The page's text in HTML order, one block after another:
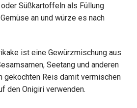
Süßkartoffeln als Füllung
an und würze es nach
ist eine Gewürzmischung aus
Seetang und anderen
gekochten Reis damit vermischen
den Onigiri verwenden.